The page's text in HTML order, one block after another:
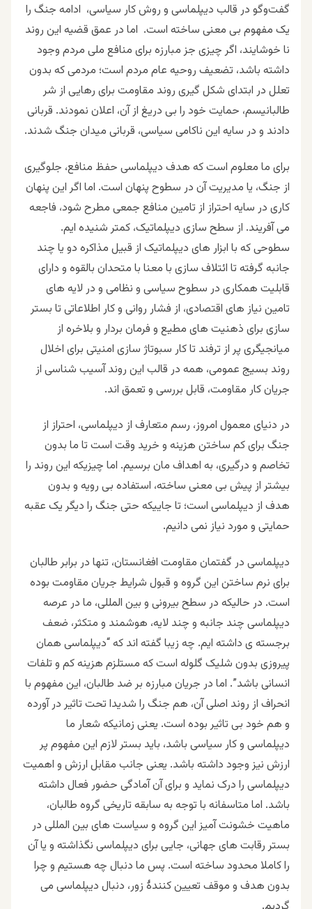
گفت‌وگو در قالب دیپلماسی و روش کار سیاسی، ادامه جنگ را
یک مفهوم بی معنی ساخته است. اما در عمق قضیه این روند
نا خوشایند، اگر چیزی جز مبارزه برای منافع ملی مردم وجود
داشته باشد، تضعیف روحیه عام مردم است؛ مردمی که بدون
تعلل در ابتدای شکل گیری روند مقاومت برای رهایی از شر
طالبانیسم، حمایت خود را بی دریغ از آن، اعلان نمودند. قربانی
دادند و در سایه این ناکامی سیاسی، قربانی میدان جنگ شدند.
برای ما معلوم است که هدف دیپلماسی حفظ منافع، جلوگیری
از جنگ، یا مدیریت آن در سطوح پنهان است. اما اگر این پنهان
کاری در سایه احتراز از تامین منافع جمعی مطرح شود، فاجعه
می آفریند. از سطح سازی دیپلماتیک، کمتر شنیده ایم.
سطوحی که با ابزار های دیپلماتیک از قبیل مذاکره دو یا چند
جانبه گرفته تا ائتلاف سازی با معنا با متحدان بالقوه و دارای
قابلیت همکاری در سطوح سیاسی و نظامی و در لایه های
تامین نیاز های اقتصادی، از فشار روانی و کار اطلاعاتی تا بستر
سازی برای ذهنیت های مطیع و فرمان بردار و بلاخره از
میانجیگری پر از ترفند تا کار سبوتاژ سازی امنیتی برای اخلال
روند بسیج عمومی، همه در قالب این روند آسیب شناسی از
جریان کار مقاومت، قابل بررسی و تعمق اند.
در دنیای معمول امروز، رسم متعارف از دیپلماسی، احتراز از
جنگ برای کم ساختن هزینه و خرید وقت است تا ما بدون
تخاصم و درگیری، به اهداف مان برسیم. اما چیزیکه این روند را
بیشتر از پیش بی معنی ساخته، استفاده بی رویه و بدون
هدف از دیپلماسی است؛ تا جاییکه حتی جنگ را دیگر یک عقبه
حمایتی و مورد نیاز نمی دانیم.
دیپلماسی در گفتمان مقاومت افغانستان، تنها در برابر طالبان
برای نرم ساختن این گروه و قبول شرایط جریان مقاومت بوده
است. در حالیکه در سطح بیرونی و بین المللی، ما در عرصه
دیپلماسی چند جانبه و چند لایه، هوشمند و متکثر، ضعف
برجسته ی داشته ایم. چه زیبا گفته اند که “دیپلماسی همان
پیروزی بدون شلیک گلوله است که مستلزم هزینه کم و تلفات
انسانی باشد”. اما در جریان مبارزه بر ضد طالبان، این مفهوم با
انحراف از روند اصلی آن، هم جنگ را شدیدا تحت تاثیر در آورده
و هم خود بی تاثیر بوده است. یعنی زمانیکه شعار ما
دیپلماسی و کار سیاسی باشد، باید بستر لازم این مفهوم پر
ارزش نیز وجود داشته باشد. یعنی جانب مقابل ارزش و اهمیت
دیپلماسی را درک نماید و برای آن آمادگی حضور فعال داشته
باشد. اما متاسفانه با توجه به سابقه تاریخی گروه طالبان،
ماهیت خشونت آمیز این گروه و سیاست های بین المللی در
بستر رقابت های جهانی، جایی برای دیپلماسی نگذاشته و یا آن
را کاملا محدود ساخته است. پس ما دنبال چه هستیم و چرا
بدون هدف و موقف تعیین کنندۀ زور، دنبال دیپلماسی می